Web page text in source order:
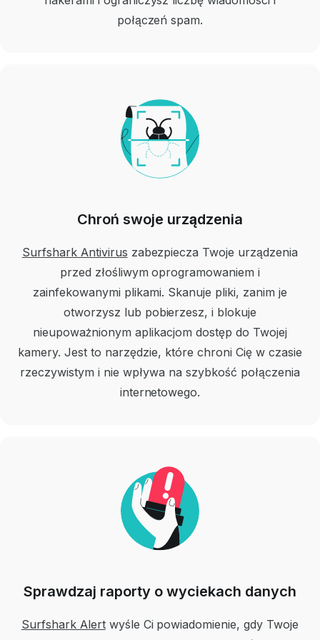
połączeń spam.
Chroń swoje urządzenia
Surfshark Antivirus zabezpiecza Twoje urządzenia
przed złośliwym oprogramowaniem i
zainfekowanymi plikami. Skanuje pliki, zanim je
otworzysz lub pobierzesz, i blokuje
nieupoważnionym aplikacjom dostęp do Twojej
kamery.Jest to narzędzie, które chroni Cię w czasie
rzeczywistym i nie wpływa na szybkość połączenia
internetowego.
Sprawdzaj raporty o wyciekach danych
Surfshark Alertwyśle Ci powiadomienie, gdy Twoje